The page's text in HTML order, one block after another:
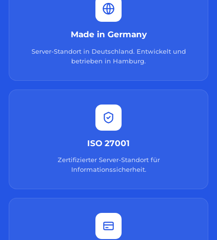
Made in Germany
Server-Standort in Deutschland. Entwickelt und
betrieben in Hamburg.
ISO 27001
Zertifizierter Server-Standort für
Informationssicherheit.